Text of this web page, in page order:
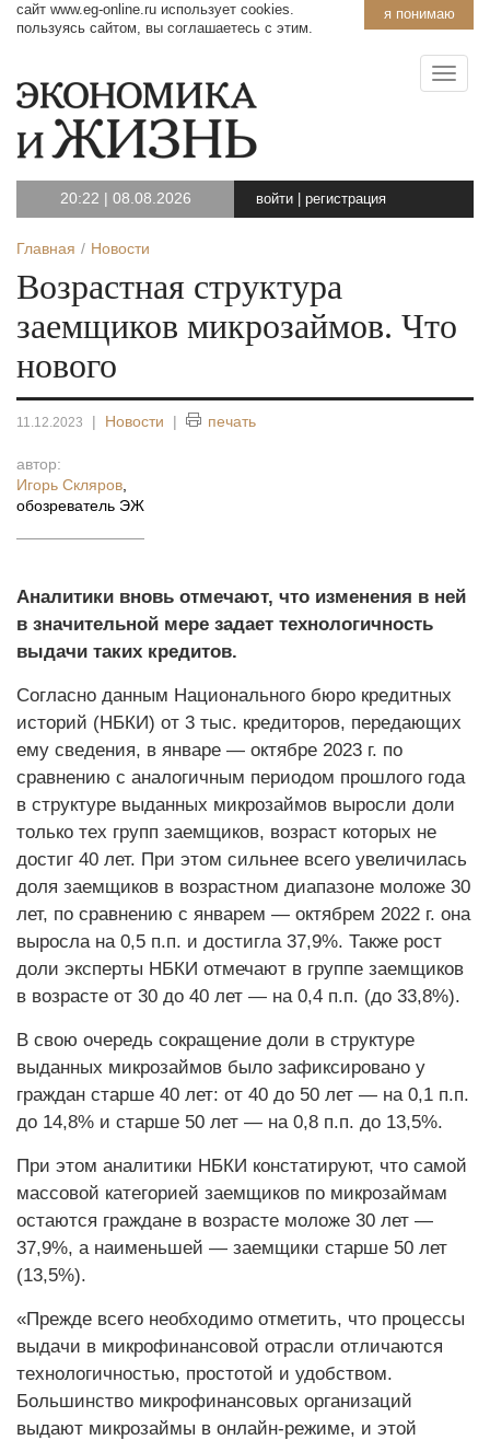
я понимаю
сайт www.eg-online.ru использует cookies.
пользуясь сайтом, вы соглашаетесь с этим.
20:22 | 08.08.2026 войти регистрация
Главная Новости
Возрастная структура
заемщиков микрозаймов. Что
нового
11.12.2023 | Новости | печать
автор:
Игорь Скляров
обозреватель ЭЖ
Аналитики вновь отмечают, что изменения в ней
в значительной мере задает технологичность
выдачи таких кредитов.
Согласно данным Национального бюро кредитных
историй (НБКИ) от 3 тыс. кредиторов, передающих
ему сведения, в январе — октябре 2023 г. по
сравнению с аналогичным периодом прошлого года
в структуре выданных микрозаймов выросли доли
только тех групп заемщиков, возраст которых не
достиг 40 лет. При этом сильнее всего увеличилась
доля заемщиков в возрастном диапазоне моложе 30
лет, по сравнению с январем — октябрем 2022 г. она
выросла на 0,5 п.п. и достигла 37,9%. Также рост
доли эксперты НБКИ отмечают в группе заемщиков
в возрасте от 30 до 40 лет — на 0,4 п.п. (до 33,8%).
В свою очередь сокращение доли в структуре
выданных микрозаймов было зафиксировано у
граждан старше 40 лет: от 40 до 50 лет — на 0,1 п.п.
до 14,8% и старше 50 лет — на 0,8 п.п. до 13,5%.
При этом аналитики НБКИ констатируют, что самой
массовой категорией заемщиков по микрозаймам
остаются граждане в возрасте моложе 30 лет —
37,9%, а наименьшей — заемщики старше 50 лет
(13,5%).
«Прежде всего необходимо отметить, что процессы
выдачи в микрофинансовой отрасли отличаются
технологичностью, простотой и удобством.
Большинство микрофинансовых организаций
выдают микрозаймы в онлайн-режиме, и этой